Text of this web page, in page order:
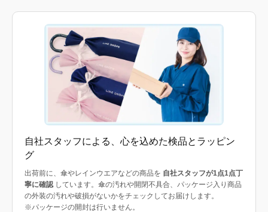
自社スタッフによる、心を込めた検品とラッピン
グ
出荷前に、傘やレインウエアなどの商品を 自社スタッフが1点1点丁
寧に確認 しています。傘の汚れや開閉不具合、パッケージ入り商品
の外装の汚れや破損がないかをチェックしてお届けします。
※パッケージの開封は行いません。